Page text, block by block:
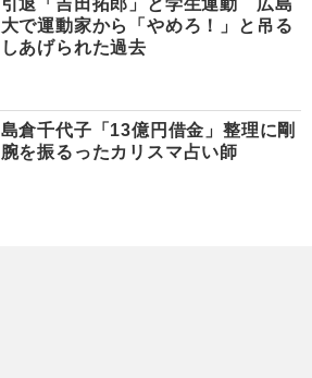
引退「吉田拓郎」と学生運動 広島
大で運動家から「やめろ！」と吊る
しあげられた過去
島倉千代子「13億円借金」整理に剛
腕を振るったカリスマ占い師